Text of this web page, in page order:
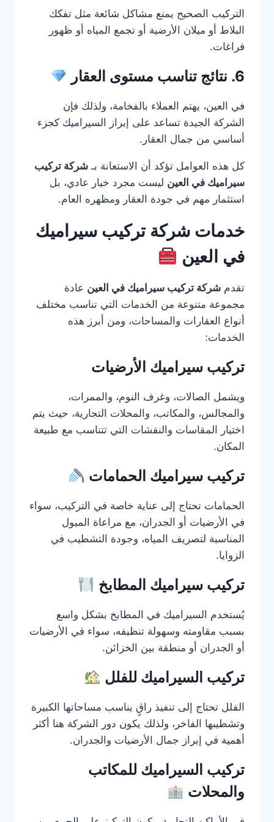
التركيب الصحيح يمنع مشاكل شائعة مثل تفكك
البلاط أو ميلان الأرضية أو تجمع المياه أو ظهور
فراغات.
6. نتائج تناسب مستوى العقار
في العين، يهتم العملاء بالفخامة، ولذلك فإن
الشركة الجيدة تساعد على إبراز السيراميك كجزء
أساسي من جمال العقار.
كل هذه العوامل تؤكد أن الاستعانة بـ شركة تركيب
سيراميك في العين ليست مجرد خيار عادي، بل
استثمار مهم في جودة العقار ومظهره العام.
خدمات شركة تركيب سيراميك
في العين
تقدم شركة تركيب سيراميك في العين عادة
مجموعة متنوعة من الخدمات التي تناسب مختلف
أنواع العقارات والمساحات، ومن أبرز هذه
الخدمات:
تركيب سيراميك الأرضيات
ويشمل الصالات، وغرف النوم، والممرات،
والمجالس، والمكاتب، والمحلات التجارية، حيث يتم
اختيار المقاسات والنقشات التي تتناسب مع طبيعة
المكان.
تركيب سيراميك الحمامات
الحمامات تحتاج إلى عناية خاصة في التركيب، سواء
في الأرضيات أو الجدران، مع مراعاة الميول
المناسبة لتصريف المياه، وجودة التشطيب في
الزوايا.
تركيب سيراميك المطابخ
يُستخدم السيراميك في المطابخ بشكل واسع
بسبب مقاومته وسهولة تنظيفه، سواء في الأرضيات
أو الجدران أو منطقة بين الخزائن.
تركيب السيراميك للفلل
الفلل تحتاج إلى تنفيذ راقٍ يناسب مساحاتها الكبيرة
وتشطيبها الفاخر، ولذلك يكون دور الشركة هنا أكثر
أهمية في إبراز جمال الأرضيات والجدران.
تركيب السيراميك للمكاتب
والمحلات